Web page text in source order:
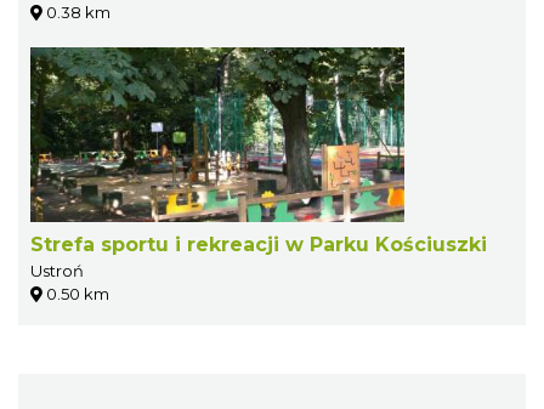
0.38 km
Strefa sportu i rekreacji w Parku Kościuszki
Ustroń
0.50 km